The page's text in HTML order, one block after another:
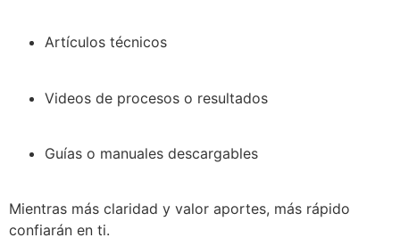
Artículos técnicos
Videos de procesos o resultados
Guías o manuales descargables
Mientras más claridad y valor aportes, más rápido
confiarán en ti.